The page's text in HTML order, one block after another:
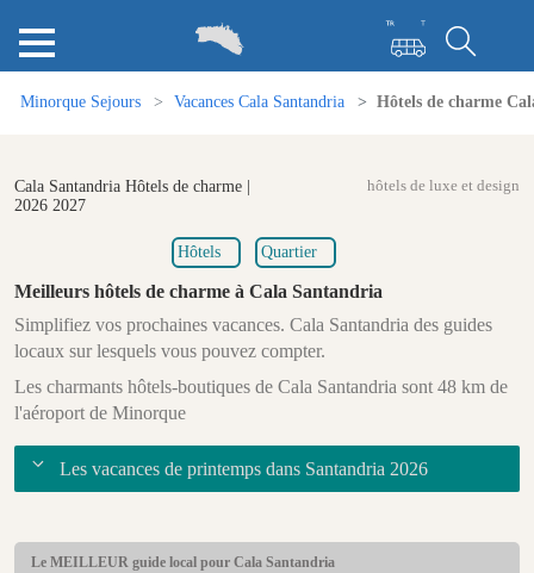
Minorque Sejours Vacances Cala Santandria Hôtels de charme
Cala Santandria Hôtels de charme |
2026 2027
hôtels de luxe et design
Hôtels Quartier
Meilleurs hôtels de charme à Cala Santandria
Simplifiez vos prochaines vacances. Cala Santandria des guides
locaux sur lesquels vous pouvez compter.
Les charmants hôtels-boutiques de Cala Santandria sont 48 km de
l'aéroport de Minorque
Les vacances de printemps dans Santandria 2026
Le MEILLEUR guide local pour Cala Santandria